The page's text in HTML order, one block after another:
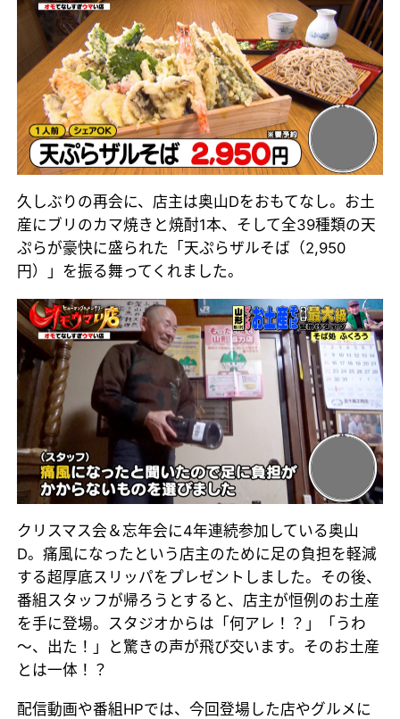
久しぶりの再会に、店主は奥山Dをおもてなし。お土
産にブリのカマ焼きと焼酎1本、そして全39種類の天
ぷらが豪快に盛られた「天ぷらザルそば（2,950
円）」を振る舞ってくれました。
クリスマス会＆忘年会に4年連続参加している奥山
D。痛風になったという店主のために足の負担を軽減
する超厚底スリッパをプレゼントしました。その後、
番組スタッフが帰ろうとすると、店主が恒例のお土産
を手に登場。スタジオからは「何アレ！？」「うわ
～、出た！」と驚きの声が飛び交います。そのお土産
とは一体！？
配信動画や番組HPでは、今回登場した店やグルメに